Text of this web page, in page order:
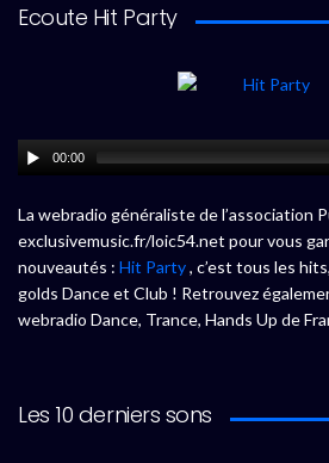
Ecoute Hit Party
00:00
La webradio généraliste de l’association
exclusivemusic.fr/loic54.net pour vous
nouveautés : Hit Party, c’est tous les
golds Dance et Club ! Retrouvez
webradio Dance, Trance, Hands Up de
Les 10 derniers sons